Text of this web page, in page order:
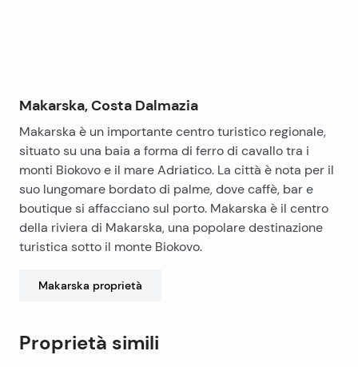
Makarska, Costa Dalmazia
Makarska è un importante centro turistico regionale,
situato su una baia a forma di ferro di cavallo tra i
monti Biokovo e il mare Adriatico. La città è nota per il
suo lungomare bordato di palme, dove caffè, bar e
boutique si affacciano sul porto. Makarska è il centro
della riviera di Makarska, una popolare destinazione
turistica sotto il monte Biokovo.
Makarska proprietà
Proprietà simili